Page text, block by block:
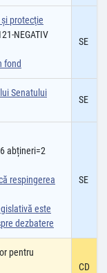
protecţie
NEGATIV
fond
SE
Senatului
SE
abțineri=2
respingerea
este
dezbatere
SE
pentru
CD